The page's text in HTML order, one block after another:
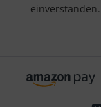
einverstanden.